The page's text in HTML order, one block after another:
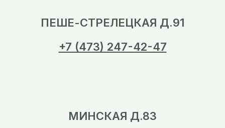
ПЕШЕ-СТРЕЛЕЦКАЯ Д.91
+7 (473) 247-42-47
МИНСКАЯ Д.83